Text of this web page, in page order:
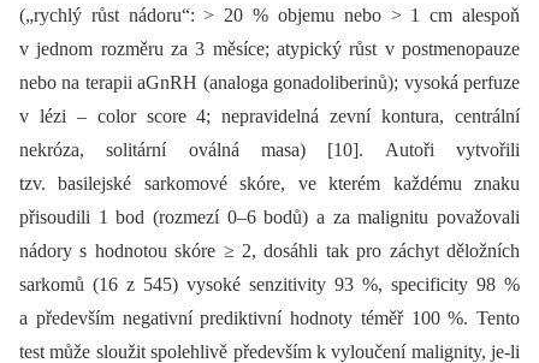
(„rychlý růst nádoru“: > 20 % objemu nebo > 1 cm alespoň
v jednom rozměru za 3 měsíce; atypický růst v postmenopauze
nebo na terapii aGnRH (analoga gonadoliberinů); vysoká perfuze
v lézi –⁠ color score 4; nepravidelná zevní kontura, centrální
nekróza, solitární oválná masa) [10]. Autoři vytvořili
tzv. basilejské sarkomové skóre, ve kterém každému znaku
přisoudili 1 bod (rozmezí 0–6 bodů) a za malignitu považovali
nádory s hodnotou skóre ≥ 2, dosáhli tak pro záchyt děložních
sarkomů (16 z 545) vysoké senzitivity 93 %, specificity 98 %
a především negativní prediktivní hodnoty téměř 100 %. Tento
test může sloužit spolehlivě především k vyloučení malignity, je-li